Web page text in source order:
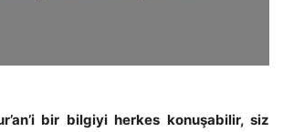
bir bilgiyi herkes konuşabilir, siz